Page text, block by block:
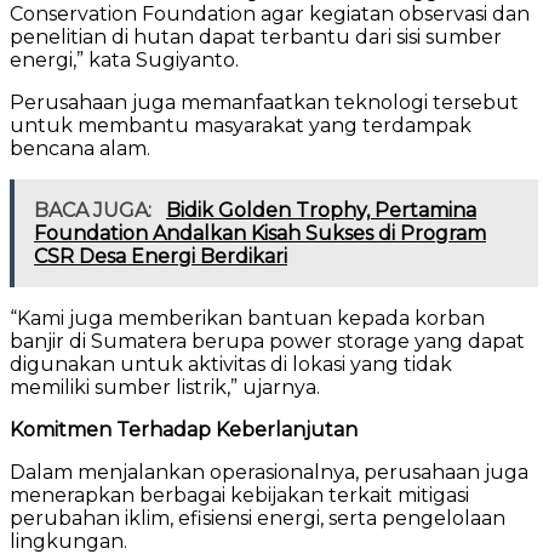
Conservation Foundation agar kegiatan observasi dan
penelitian di hutan dapat terbantu dari sisi sumber
energi,” kata Sugiyanto.
Perusahaan juga memanfaatkan teknologi tersebut
untuk membantu masyarakat yang terdampak
bencana alam.
BACA JUGA:
Bidik Golden Trophy, Pertamina
Foundation Andalkan Kisah Sukses di Program
CSR Desa Energi Berdikari
“Kami juga memberikan bantuan kepada korban
banjir di Sumatera berupa power storage yang dapat
digunakan untuk aktivitas di lokasi yang tidak
memiliki sumber listrik,” ujarnya.
Komitmen Terhadap Keberlanjutan
Dalam menjalankan operasionalnya, perusahaan juga
menerapkan berbagai kebijakan terkait mitigasi
perubahan iklim, efisiensi energi, serta pengelolaan
lingkungan.